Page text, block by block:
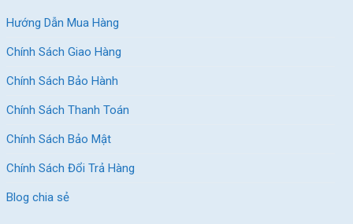
Hướng Dẫn Mua Hàng
Chính Sách Giao Hàng
Chính Sách Bảo Hành
Chính Sách Thanh Toán
Chính Sách Bảo Mật
Chính Sách Đổi Trả Hàng
Blog chia sẻ